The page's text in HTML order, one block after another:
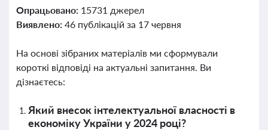
Опрацьовано: 15731 джерел
Виявлено: 46 публікацій за 17 червня
На основі зібраних матеріалів ми сформували
короткі відповіді на актуальні запитання. Ви
дізнаєтесь:
Який внесок інтелектуальної власності в
економіку України у 2024 році?